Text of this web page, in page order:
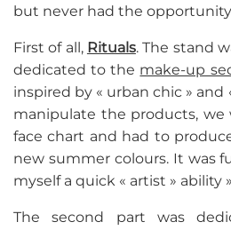
but never had the
First of all, Rituals. The stand
dedicated to the make-up
inspired by « urban chic » and
manipulate the products,
face chart and had to
new summer colours. It was
myself a quick « artist » ability
The second part was